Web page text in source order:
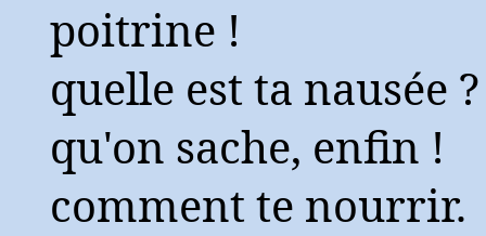
poitrine !
quelle est ta nausée ?
qu'on sache, enfin !
comment te nourrir.